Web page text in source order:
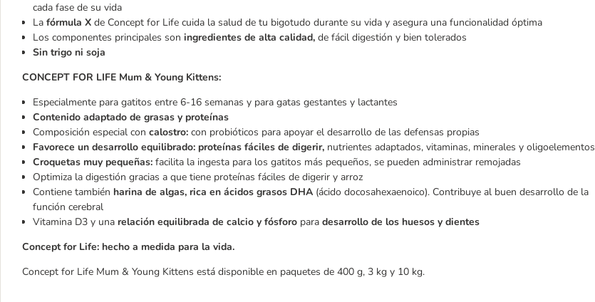
cada fase de su vida
La fórmula X de Concept for Life cuida la salud de tu bigotudo durante su vida y asegura una funcionalidad óptima
Los componentes principales son ingredientes de alta calidad, de fácil digestión y bien tolerados
Sin trigo ni soja
CONCEPT FOR LIFE Mum & Young Kittens:
Especialmente para gatitos entre 6-16 semanas y para gatas gestantes y lactantes
Contenido adaptado de grasas y proteínas
Composición especial con calostro: con probióticos para apoyar el desarrollo de las defensas propias
Favorece un desarrollo equilibrado: proteínas fáciles de digerir, nutrientes adaptados, vitaminas, minerales y oligoelementos
Croquetas muy pequeñas: facilita la ingesta para los gatitos más pequeños, se pueden administrar remojadas
Optimiza la digestión gracias a que tiene proteínas fáciles de digerir y arroz
Contiene también harina de algas, rica en ácidos grasos DHA (ácido docosahexaenoico). Contribuye al buen desarrollo de la
función cerebral
Vitamina D3 y una relación equilibrada de calcio y fósforo para desarrollo de los huesos y dientes
Concept for Life: hecho a medida para la vida.
Concept for Life Mum & Young Kittens está disponible en paquetes de 400 g, 3 kg y 10 kg.